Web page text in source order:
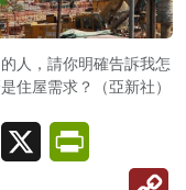
人，請你明確告訴我怎
住屋需求？（亞新社）
Line X